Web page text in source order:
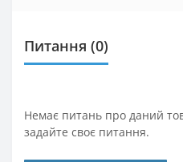
Питання (0)
Немає питань про даний
задайте своє питання.